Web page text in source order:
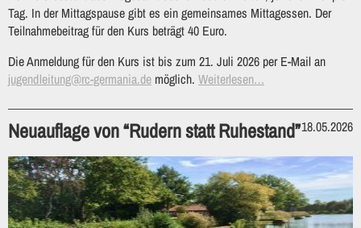
Tag. In der Mittagspause gibt es ein gemeinsames Mittagessen. Der
Teilnahmebeitrag für den Kurs beträgt 40 Euro.
Die Anmeldung für den Kurs ist bis zum 21. Juli 2026 per E-Mail an
jugendleitung@rc-germania.de möglich. Weiterlesen…
Neuauflage von “Rudern statt Ruhestand”18.05.2026